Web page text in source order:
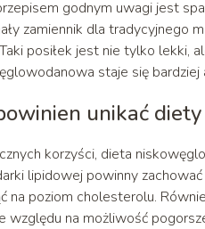
godnym uwagi jest
zamiennik dla tradycyjnego
posiłek jest nie tylko lekki,
staje się bardziej
unikać
korzyści, dieta
lipidowej powinny
na poziom cholesterolu.
względu na możliwość